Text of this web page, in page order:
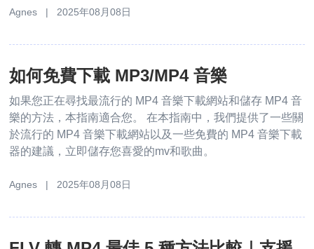
Agnes | 2025年08月08日
如何免費下載 MP3/MP4 音樂
如果您正在尋找最流行的 MP4 音樂下載網站和儲存 MP4 音
樂的方法，本指南適合您。 在本指南中，我們提供了一些關
於流行的 MP4 音樂下載網站以及一些免費的 MP4 音樂下載
器的建議，立即儲存您喜愛的mv和歌曲。
Agnes | 2025年08月08日